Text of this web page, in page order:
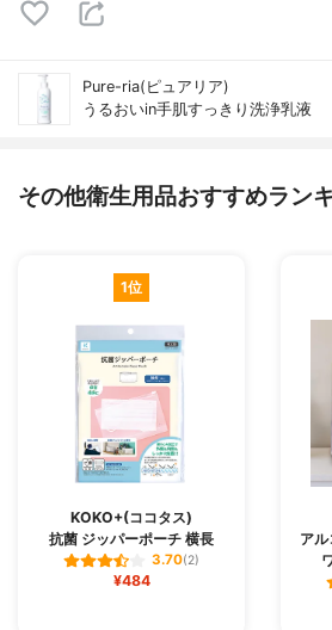
Pure-ria(ピュアリア)
うるおいin手肌すっきり洗浄乳液
その他衛生用品おすすめラン
1位
KOKO+(ココタス)
抗菌 ジッパーポーチ 横長
3.70(2)
¥484
ア